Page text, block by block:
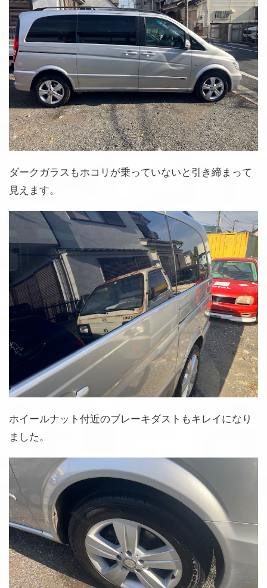
ダークガラスもホコリが乗っていないと引き締まって
見えます。
ホイールナット付近のブレーキダストもキレイになり
ました。